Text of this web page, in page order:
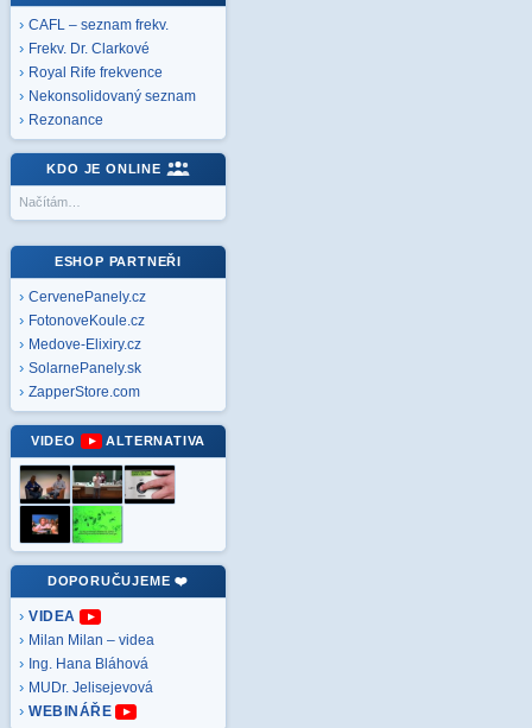
CAFL – seznam frekv.
Frekv. Dr. Clarkové
Royal Rife frekvence
Nekonsolidovaný seznam
Rezonance
KDO JE ONLINE
Načítám…
ESHOP PARTNEŘI
CervenePanely.cz
FotonoveKoule.cz
Medove-Elixiry.cz
SolarnePanely.sk
ZapperStore.com
VIDEO ALTERNATIVA
DOPORUČUJEME ❤️
VIDEA
Milan Milan – videa
Ing. Hana Bláhová
MUDr. Jelisejevová
WEBINÁŘE